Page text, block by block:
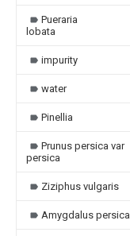
Pueraria
lobata
impurity
water
Pinellia
Prunus persica var
persica
Ziziphus vulgaris
Amygdalus persica